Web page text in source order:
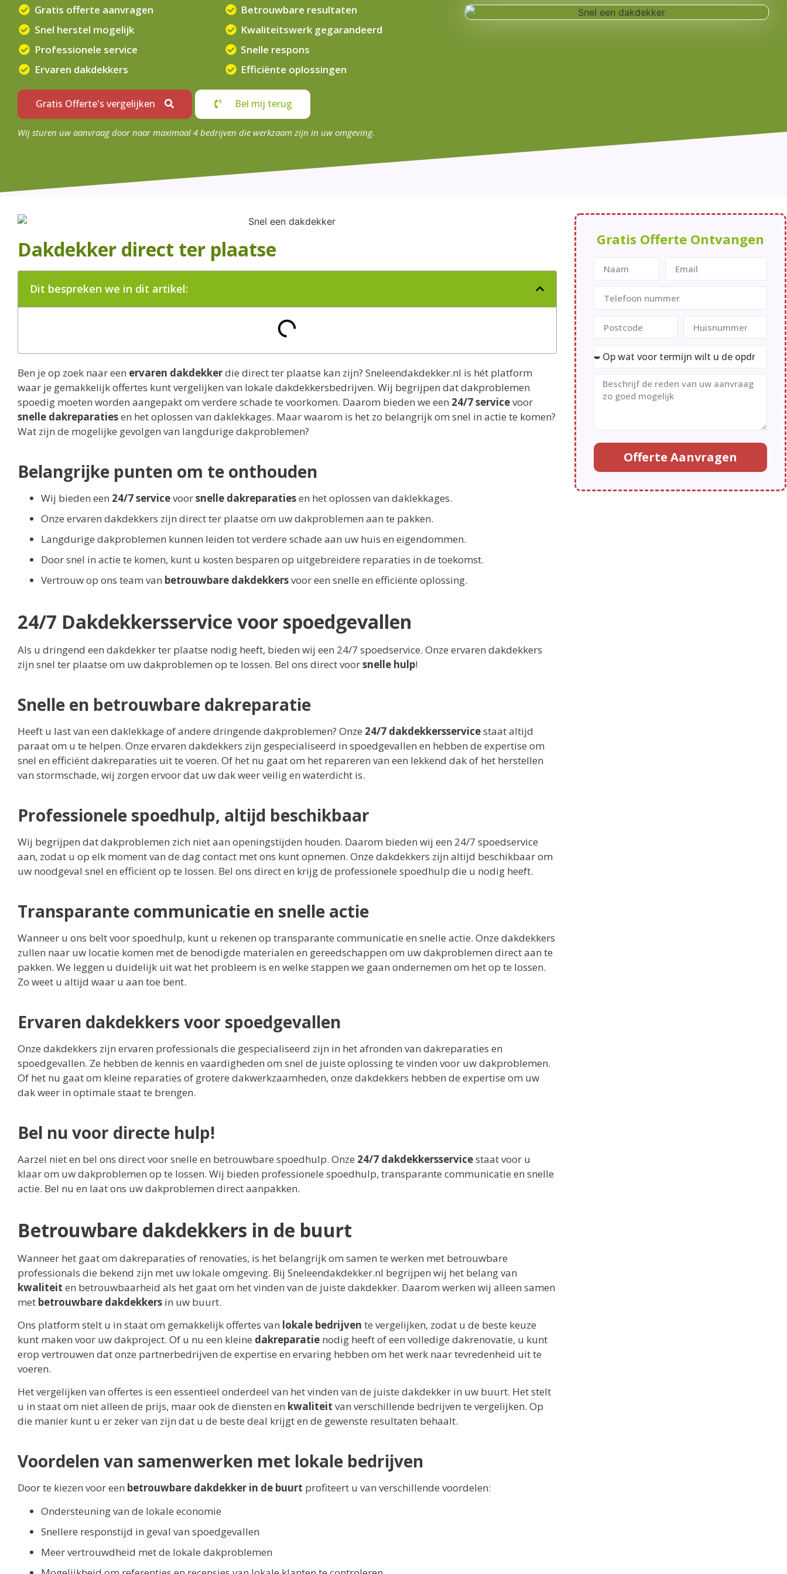
Gratis offerte aanvragen
Snel herstel mogelijk
Professionele service
Ervaren dakdekkers
Betrouwbare resultaten
Kwaliteitswerk gegarandeerd
Snelle respons
Efficiënte oplossingen
Gratis Offerte's vergelijken Bel mij terug
Wij sturen uw aanvraag door naar maximaal 4 bedrijven die werkzaam zijn in uw omgeving.
Dakdekker direct ter plaatse
Dit bespreken we in dit artikel:
Ben je op zoek naar een ervaren dakdekkerdie direct ter plaatse kan zijn? Sneleendakdekker.nl is hét platform
waar je gemakkelijk offertes kunt vergelijken van lokale dakdekkersbedrijven. Wij begrijpen dat dakproblemen
spoedig moeten worden aangepakt om verdere schade te voorkomen. Daarom bieden we een 24/7 servicevoor
snelle dakreparatiesen het oplossen van daklekkages. Maar waarom is het zo belangrijk om snel in actie te komen?
Wat zijn de mogelijke gevolgen van langdurige dakproblemen?
Belangrijke punten om te onthouden
Wij bieden een 24/7 servicevoorsnelle dakreparatiesen het oplossen van daklekkages.
Onze ervaren dakdekkers zijn direct ter plaatse om uw dakproblemen aan te pakken.
Langdurige dakproblemen kunnen leiden tot verdere schade aan uw huis en eigendommen.
Door snel in actie te komen, kunt u kosten besparen op uitgebreidere reparaties in de toekomst.
Vertrouw op ons team van betrouwbare dakdekkersvoor een snelle en efficiënte oplossing.
24/7 Dakdekkersservice voor spoedgevallen
Als u dringend een dakdekker ter plaatse nodig heeft, bieden wij een 24/7 spoedservice. Onze ervaren dakdekkers
zijn snel ter plaatse om uw dakproblemen op te lossen. Bel ons direct voorsnelle hulp!
Snelle en betrouwbare dakreparatie
Heeft u last van een daklekkage of andere dringende dakproblemen? Onze 24/7 dakdekkersservicestaat altijd
paraat om u te helpen. Onze ervaren dakdekkers zijn gespecialiseerd in spoedgevallen en hebben de expertise om
snel en efficiënt dakreparaties uit te voeren. Of het nu gaat om het repareren van een lekkend dak of het herstellen
van stormschade, wij zorgen ervoor dat uw dak weer veilig en waterdicht is.
Professionele spoedhulp, altijd beschikbaar
Wij begrijpen dat dakproblemen zich niet aan openingstijden houden. Daarom bieden wij een 24/7 spoedservice
aan, zodat u op elk moment van de dag contact met ons kunt opnemen. Onze dakdekkers zijn altijd beschikbaar om
uw noodgeval snel en efficiënt op te lossen. Bel ons direct en krijg de professionele spoedhulp die u nodig heeft.
Transparante communicatie en snelle actie
Wanneer u ons belt voor spoedhulp, kunt u rekenen op transparante communicatie en snelle actie. Onze dakdekkers
zullen naar uw locatie komen met de benodigde materialen en gereedschappen om uw dakproblemen direct aan te
pakken. We leggen u duidelijk uit wat het probleem is en welke stappen we gaan ondernemen om het op te lossen.
Zo weet u altijd waar u aan toe bent.
Ervaren dakdekkers voor spoedgevallen
Onze dakdekkers zijn ervaren professionals die gespecialiseerd zijn in het afronden van dakreparaties en
spoedgevallen. Ze hebben de kennis en vaardigheden om snel de juiste oplossing te vinden voor uw dakproblemen.
Of het nu gaat om kleine reparaties of grotere dakwerkzaamheden, onze dakdekkers hebben de expertise om uw
dak weer in optimale staat te brengen.
Bel nu voor directe hulp!
Aarzel niet en bel ons direct voor snelle en betrouwbare spoedhulp. Onze 24/7 dakdekkersservicestaat voor u
klaar om uw dakproblemen op te lossen. Wij bieden professionele spoedhulp, transparante communicatie en snelle
actie. Bel nu en laat ons uw dakproblemen direct aanpakken.
Betrouwbare dakdekkers in de buurt
Wanneer het gaat om dakreparaties of renovaties, is het belangrijk om samen te werken met betrouwbare
professionals die bekend zijn met uw lokale omgeving. Bij Sneleendakdekker.nl begrijpen wij het belang van
kwaliteit en betrouwbaarheid als het gaat om het vinden van de juiste dakdekker. Daarom werken wij alleen samen
met betrouwbare dakdekkers in uw buurt.
Ons platform stelt u in staat om gemakkelijk offertes van lokale bedrijven te vergelijken, zodat u de beste keuze
kunt maken voor uw dakproject. Of u nu een kleine dakreparatie nodig heeft of een volledige dakrenovatie, u kunt
erop vertrouwen dat onze partnerbedrijven de expertise en ervaring hebben om het werk naar tevredenheid uit te
voeren.
Het vergelijken van offertes is een essentieel onderdeel van het vinden van de juiste dakdekker in uw buurt. Het stelt
u in staat om niet alleen de prijs, maar ook de diensten en kwaliteit van verschillende bedrijven te vergelijken. Op
die manier kunt u er zeker van zijn dat u de beste deal krijgt en de gewenste resultaten behaalt.
Voordelen van samenwerken met lokale bedrijven
Door te kiezen voor een betrouwbare dakdekker in de buurt profiteert u van verschillende voordelen:
Ondersteuning van de lokale economie
Snellere responstijd in geval van spoedgevallen
Meer vertrouwdheid met de lokale dakproblemen
Gratis Offerte Ontvangen
Offerte Aanvragen